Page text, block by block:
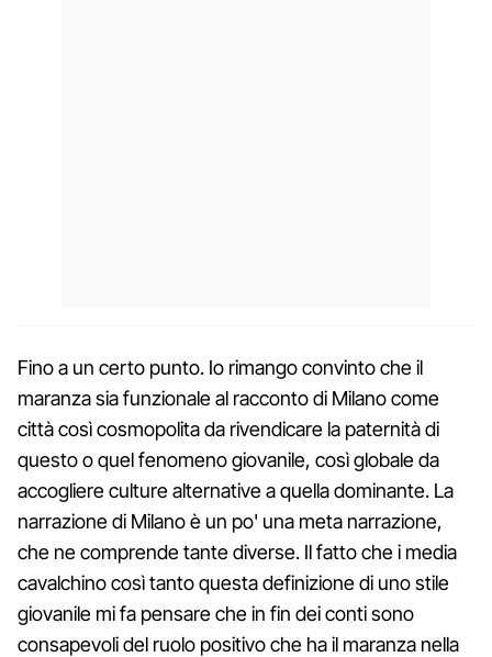
Fino a un certo punto. Io rimango convinto che il
maranza sia funzionale al racconto di Milano come
città così cosmopolita da rivendicare la paternità di
questo o quel fenomeno giovanile, così globale da
accogliere culture alternative a quella dominante. La
narrazione di Milano è un po' una meta narrazione,
che ne comprende tante diverse. Il fatto che i media
cavalchino così tanto questa definizione di uno stile
giovanile mi fa pensare che in fin dei conti sono
consapevoli del ruolo positivo che ha il maranza nella